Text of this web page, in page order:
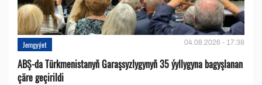
Jemgyýet 04.08.2026 - 17:38
ABŞ-da Türkmenistanyň Garaşsyzlygynyň 35 ýyllygyna bagyşlanan
çäre geçirildi